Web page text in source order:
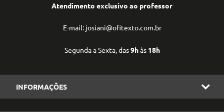
Atendimento exclusivo ao professor
E-mail: josiani@ofitexto.com.br
Segunda a Sexta, das9hàs 18h
INFORMAÇÕES